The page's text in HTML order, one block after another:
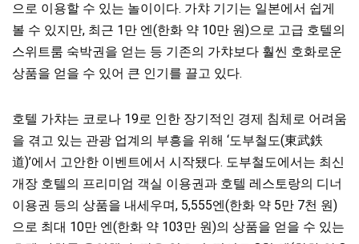
으로 이용할 수 있는 놀이이다. 가챠 기기는 일본에서 쉽게
볼 수 있지만, 최근 1만 엔(한화 약 10만 원)으로 고급 호텔의
스위트룸 숙박권을 얻는 등 기존의 가챠보다 훨씬 호화로운
상품을 얻을 수 있어 큰 인기를 끌고 있다.
호텔 가챠는 코로나 19로 인한 장기적인 경제 침체로 어려움
을 겪고 있는 관광 업계의 부흥을 위해 ‘도부철도(東武鉄
道)’에서 고안한 이벤트에서 시작됐다. 도부철도에서는 최신
개장 호텔의 프리미엄 객실 이용권과 호텔 레스토랑의 디너
이용권 등의 상품을 내세우며, 5,555엔(한화 약 5만 7천 원)
으로 최대 10만 엔(한화 약 103만 원)의 상품을 얻을 수 있는